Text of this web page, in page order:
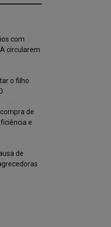
com
circularem
o filho
compra de
e
de